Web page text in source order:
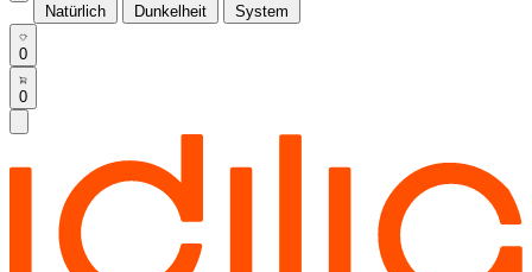
Natürlich Dunkelheit System
0
0